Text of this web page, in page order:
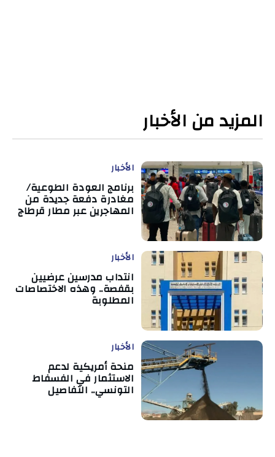
المزيد من الأخبار
الأخبار
برنامج العودة الطوعية/
مغادرة دفعة جديدة من
المهاجرين عبر مطار قرطاج
الأخبار
انتداب مدرسين عرضيين
بقفصة.. وهذه الاختصاصات
المطلوبة
الأخبار
منحة أمريكية لدعم
الاستثمار في الفسفاط
التونسي.. التفاصيل